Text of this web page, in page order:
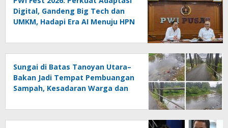
Digital, Gandeng Big Tech dan
UMKM, Hadapi Era AI Menuju HPN
Sungai di Batas Tanoyan Utara–
Bakan Jadi Tempat Pembuangan
Sampah, Kesadaran Warga dan
Dipertanyakan